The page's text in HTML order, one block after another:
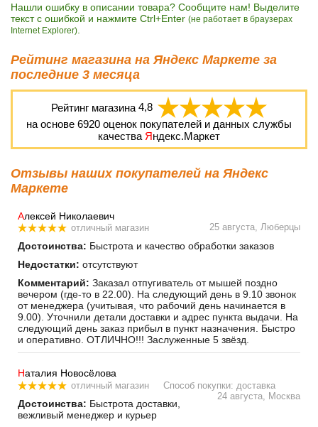
Нашли ошибку в описании товара? Сообщите нам! Выделите
текст с ошибкой и нажмите Ctrl+Enter (не работает в браузерах
Internet Explorer)
Рейтинг магазина на Яндекс Маркете за
последние 3 месяца
Рейтинг магазина 4,8
на основе 6920 оценок покупателей и данных службы
качества Яндекс.Маркет
Отзывы наших покупателей на Яндекс
Маркете
Алексей Николаевич
отличный магазин 25 августа, Люберцы
Достоинства: Быстрота и качество обработки заказов
Недостатки: отсутствуют
Комментарий: Заказал отпугиватель от мышей поздно
вечером (где-то в 22.00). На следующий день в 9.10 звонок
от менеджера (учитывая, что рабочий день начинается в
9.00). Уточнили детали доставки и адрес пункта выдачи. На
следующий день заказ прибыл в пункт назначения. Быстро
и оперативно. ОТЛИЧНО!!! Заслуженные 5 звёзд.
Наталия Новосёлова
отличный магазин
Способ покупки: доставка
24 августа, Москва
Достоинства: Быстрота доставки,
вежливый менеджер и курьер